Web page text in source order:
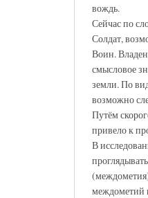
вождь.
Сейчас по
Солдат,
Воин.
смысловое
земли. По
возможно
Путём
привело к
В
междометий